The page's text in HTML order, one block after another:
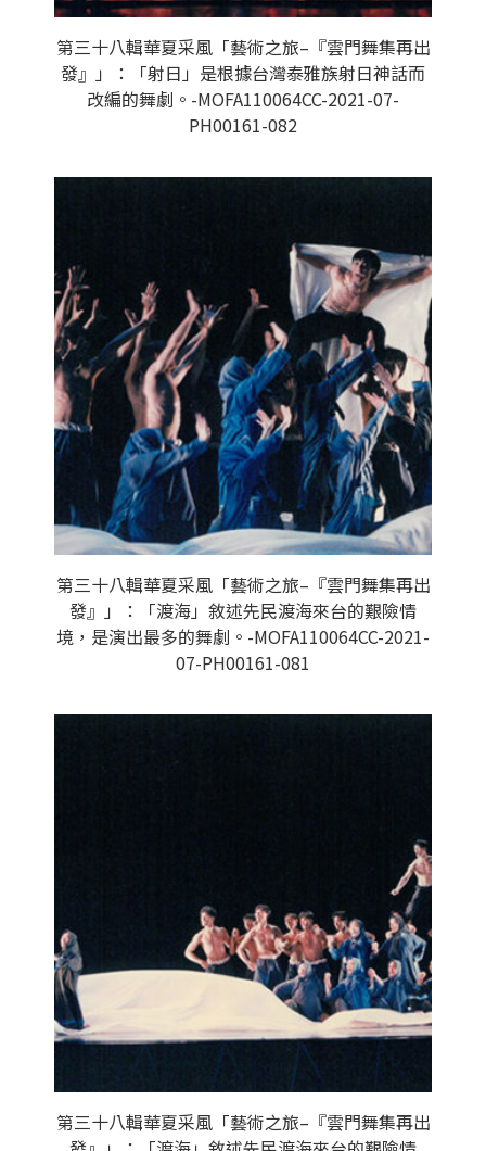
第三十八輯華夏采風「藝術之旅–『雲門舞集再出
發』」：「射日」是根據台灣泰雅族射日神話而
改編的舞劇。-MOFA110064CC-2021-07-
PH00161-082
第三十八輯華夏采風「藝術之旅–『雲門舞集再出
發』」：「渡海」敘述先民渡海來台的艱險情
境，是演出最多的舞劇。-MOFA110064CC-2021-
07-PH00161-081
第三十八輯華夏采風「藝術之旅–『雲門舞集再出